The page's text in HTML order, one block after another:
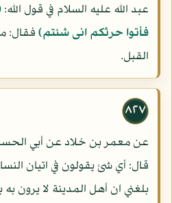
عبد الله عليه السلام في قول الله:
فأتوا حرثكم انى شئتم) فقال:
القبل.
٨٢٧
عن معمر بن خلاد عن أبي الحسن
قال: أي شئ يقولون في اتيان
بلغني ان أهل المدينة لا يرون به